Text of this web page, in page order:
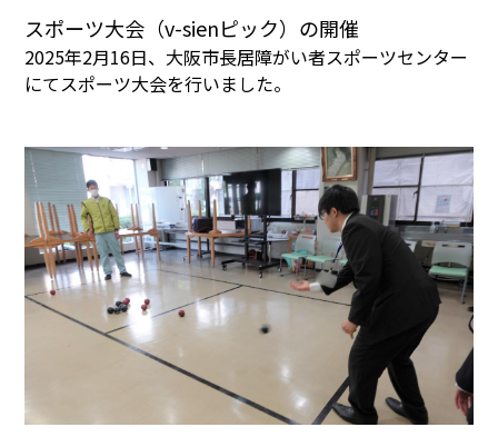
スポーツ大会（v-sienピック）の開催
2025年2月16日、大阪市長居障がい者スポーツセンター
にてスポーツ大会を行いました。